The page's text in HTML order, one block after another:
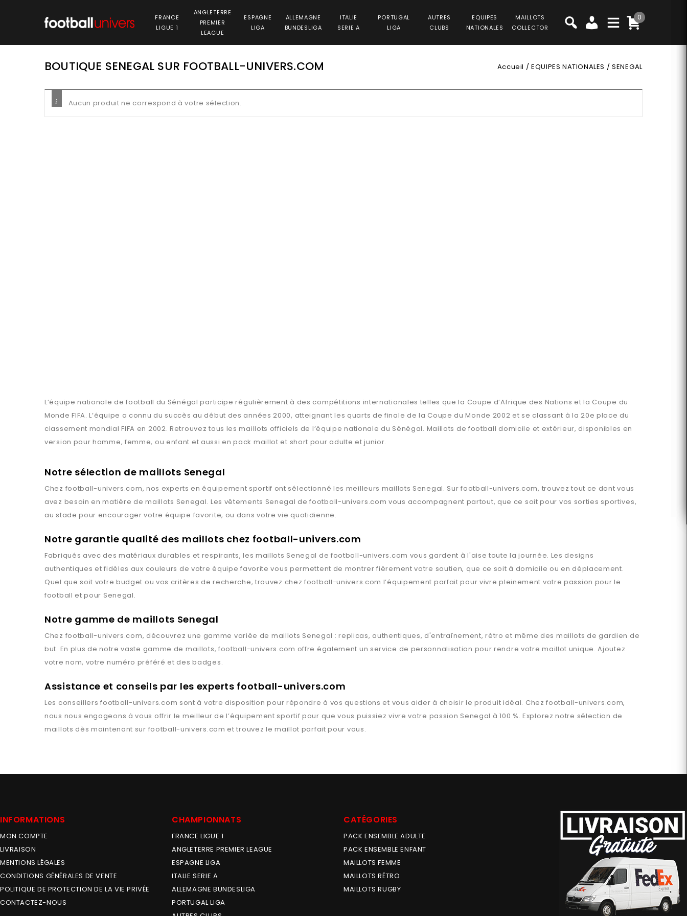
FRANCE
LIGUE 1
ANGLETERRE
PREMIER
LEAGUE
ESPAGNE
LIGA
ALLEMAGNE
BUNDESLIGA
ITALIE
SERIE A
PORTUGAL
LIGA
AUTRES
CLUBS
EQUIPES
NATIONALES
MAILLOTS
COLLECTOR
0
BOUTIQUE SENEGAL SUR FOOTBALL-UNIVERS.COM Accueil /EQUIPES NATIONALES /SENEGAL
Aucun produit ne correspond à votre sélection.
L’équipe nationale de football du Sénégal participe régulièrement à des compétitions internationales telles que la Coupe d’Afrique des Nations et la Coupe du
Monde FIFA. L’équipe a connu du succès au début des années 2000, atteignant les quarts de finale de la Coupe du Monde 2002 et se classant à la 20e place du
classement mondial FIFA en 2002. Retrouvez tous les maillots officiels de l’équipe nationale du Sénégal. Maillots de football domicile et extérieur, disponibles en
version pour homme, femme, ou enfant et aussi en pack maillot et short pour adulte et junior.
Notre sélection de maillots Senegal
Chez football-univers.com, nos experts en équipement sportif ont sélectionné les meilleurs maillots Senegal. Surfootball-univers.com, trouvez tout ce dont vous
avez besoin en matière de maillots Senegal. Les vêtements Senegal defootball-univers.com vous accompagnent partout, que ce soit pour vos sorties sportives,
au stade pour encourager votre équipe favorite, ou dans votre vie quotidienne.
Notre garantie qualité des maillots chez football-univers.com
Fabriqués avec des matériaux durables et respirants, les maillots Senegal de football-univers.com vous gardent à l'aise toute la journée. Les designs
authentiques et fidèles aux couleurs de votre équipe favorite vous permettent de montrer fièrement votre soutien, que ce soit à domicile ou en déplacement.
Quel que soit votre budget ou vos critères de recherche, trouvez chezfootball-univers.com l’équipement parfait pour vivre pleinement votre passion pour le
football et pour Senegal.
Notre gamme de maillots Senegal
Chez football-univers.com, découvrez une gamme variée de maillots Senegal : replicas, authentiques, d'entraînement, rétro et même des maillots de gardien de
but. En plus de notre vaste gamme de maillots, football-univers.com offre également un service de personnalisation pour rendre votre maillot unique. Ajoutez
votre nom, votre numéro préféré et des badges.
Assistance et conseils par les experts football-univers.com
Les conseillersfootball-univers.com sont à votre disposition pour répondre à vos questions et vous aider à choisir le produit idéal. Chezfootball-univers.com,
nous nous engageons à vous offrir le meilleur de l’équipement sportif pour que vous puissiez vivre votre passion Senegal à 100 %. Explorez notre sélection de
maillots dès maintenant sur football-univers.com et trouvez le maillot parfait pour vous.
INFORMATIONS
MON COMPTE
LIVRAISON
MENTIONS LÉGALES
CONDITIONS GÉNÉRALES DE VENTE
POLITIQUE DE PROTECTION DE LA VIE PRIVÉE
CONTACTEZ-NOUS
CHAMPIONNATS
FRANCE LIGUE 1
ANGLETERRE PREMIER LEAGUE
ESPAGNE LIGA
ITALIE SERIE A
ALLEMAGNE BUNDESLIGA
PORTUGAL LIGA
CATÉGORIES
PACK ENSEMBLE ADULTE
PACK ENSEMBLE ENFANT
MAILLOTS FEMME
MAILLOTS RÉTRO
MAILLOTS RUGBY